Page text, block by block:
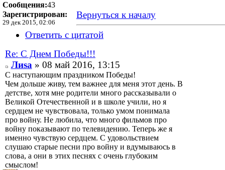
Сообщения:43
Зарегистрирован:
29 дек 2015, 02:06
Вернуться к началу
Ответить с цитатой
Re: С Днем Победы!!!
Лиsа» 08 май 2016, 13:15
С наступающим праздником Победы!
Чем дольше живу, тем важнее для меня этот день. В
детстве, хотя мне родители много рассказывали о
Великой Отечественной и в школе учили, но я
сердцем не чувствовала, только умом понимала
про войну. Не любила, что много фильмов про
войну показывают по телевидению. Теперь же я
именно чувствую сердцем. С удовольствием
слушаю старые песни про войну и вдумываюсь в
слова, а они в этих песнях с очень глубоким
смыслом!